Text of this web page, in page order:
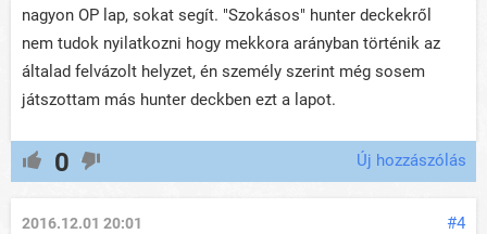
nagyon OP lap, sokat segít. "Szokásos" hunter deckekről
nem tudok nyilatkozni hogy mekkora arányban történik az
általad felvázolt helyzet, én személy szerint még sosem
játszottam más hunter deckben ezt a lapot.
0 Új hozzászólás
#4
2016.12.01 20:01